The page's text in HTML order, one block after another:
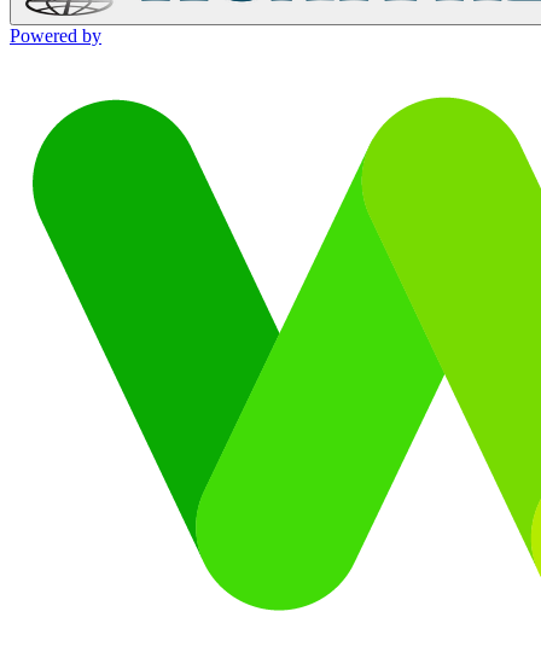
Powered by